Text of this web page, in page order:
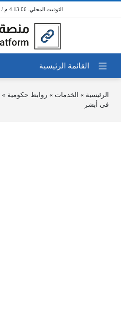
4:13:06 م / 9 أغسطس 2026
الرئيسية » الخدمات » روابط حكومية »
في أبشر